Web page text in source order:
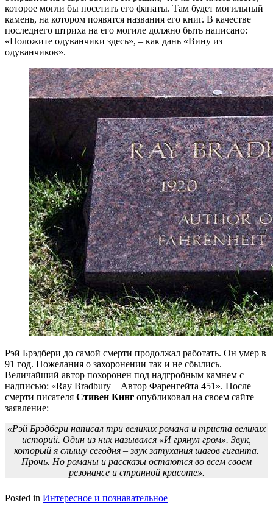
которое могли бы посетить его фанаты. Там будет могильный
камень, на котором появятся названия его книг. В качестве
последнего штриха на его могиле должно быть написано:
«Положите одуванчики здесь», – как дань «Вину из
одуванчиков».
Рэй Брэдбери до самой смерти продолжал работать. Он умер в
91 год. Пожелания о захоронении так и не сбылись.
Величайший автор похоронен под надгробным камнем с
надписью: «Ray Bradbury – Автор Фаренгейта 451». После
смерти писателя Стивен Кинг опубликовал на своем сайте
заявление:
«Рэй Брэдбери написал три великих романа и триста великих
историй. Один из них назывался «И грянул гром». Звук,
который я слышу сегодня – звук затухания шагов гиганта.
Прочь. Но романы и рассказы остаются во всем своем
резонансе и странной красоте».
Posted in Интересное и познавательное